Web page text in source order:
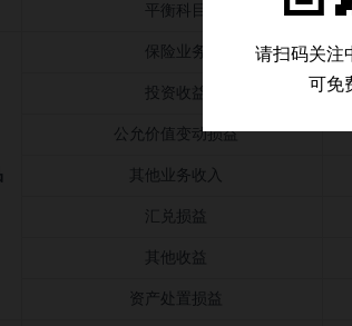
平衡科目
保险业务
投资收益
公允价值变动损益
其他业务收入
汇兑损益
其他收益
资产处置损益
请扫码关注
可免